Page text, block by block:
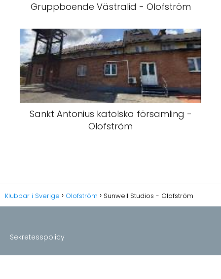
Gruppboende Västralid - Olofström
Sankt Antonius katolska församling -
Olofström
Klubbar i Sverige Olofström Sunwell Studios - Olofström
Sekretesspolicy